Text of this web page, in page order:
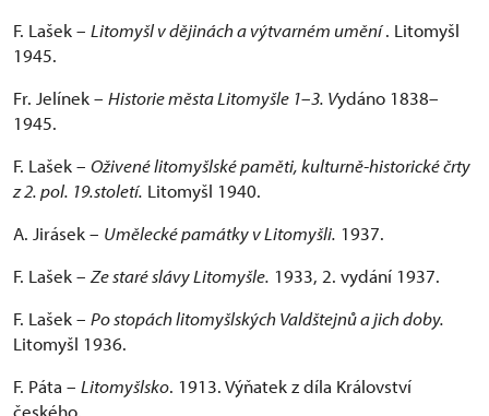
F. Lašek – Litomyšl v dějinách a výtvarném umění. Litomyšl
1945.
Fr. Jelínek – Historie města Litomyšle 1–3. Vydáno 1838–
1945.
F. Lašek – Oživené litomyšlské paměti, kulturně-historické črty
z 2. pol. 19.století. Litomyšl 1940.
A. Jirásek – Umělecké památky v Litomyšli. 1937.
F. Lašek – Ze staré slávy Litomyšle. 1933, 2. vydání 1937.
F. Lašek – Po stopách litomyšlských Valdštejnů a jich doby.
Litomyšl 1936.
F. Páta – Litomyšlsko. 1913. Výňatek z díla Království
českého.